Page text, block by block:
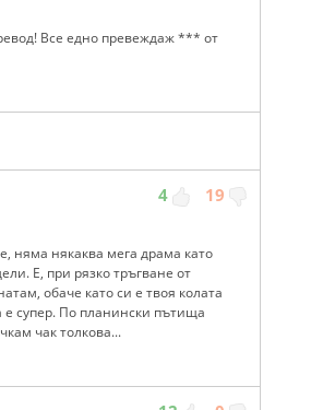
Все едно превеждаж *** от
4 19
няма някаква мега драма като
Е, при рязко тръгване от
обаче като си е твоя колата
супер. По планински пътища
чак толкова...